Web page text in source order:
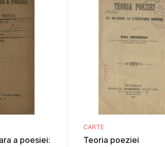
a poesiei:
CARTE
Teoria poeziei